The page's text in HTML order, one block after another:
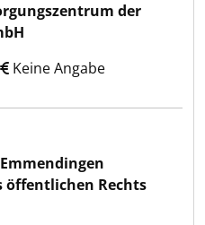
der
Keine Angabe
öffentlichen Rechts